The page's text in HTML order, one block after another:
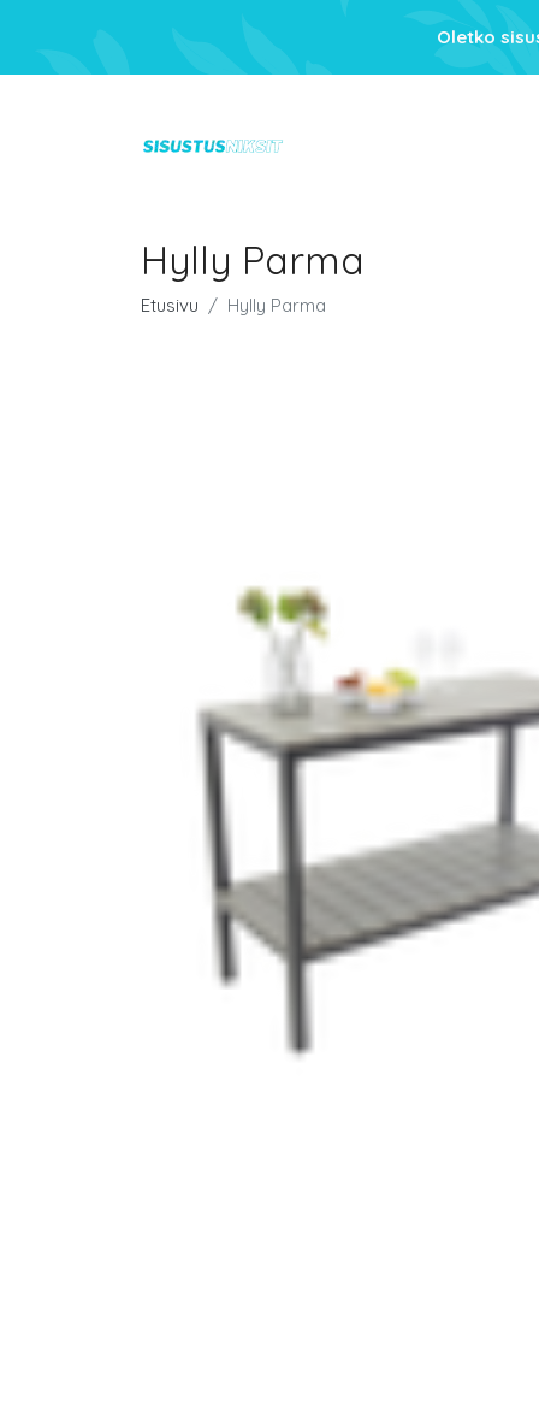
Oletko
Hylly Parma
Etusivu Hylly Parma